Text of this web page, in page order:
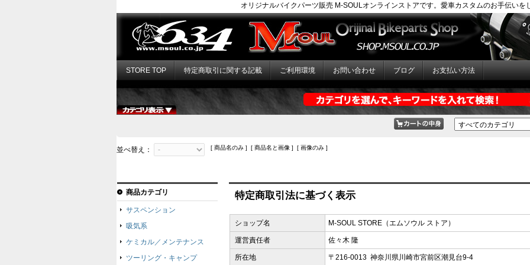
オリジナルバイクパーツ販売 M-SOULオンラインストアです。愛車カスタムのお手伝いを
STORE TOP 特定商取引に関する記載 ご利用環境 お問い合わせ ブログ お支払い方法
並べ替え： [ 商品名のみ ] [ 商品名と画像 ] [ 画像のみ ]
特定商取引法に基づく表示
ショップ名 M-SOUL STORE（エムソウル ストア）
運営責任者 佐々木 隆
所在地 〒216-0013 神奈川県川崎市宮前区潮見台9-4
商品カテゴリ
サスペンション
吸気系
ケミカル／メンテナンス
ツーリング・キャンプ